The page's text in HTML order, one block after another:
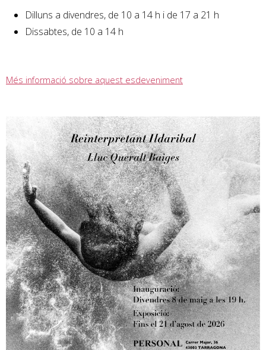
Dilluns a divendres, de 10 a 14 h i de 17 a 21 h
Dissabtes, de 10 a 14 h
Més informació sobre aquest esdeveniment